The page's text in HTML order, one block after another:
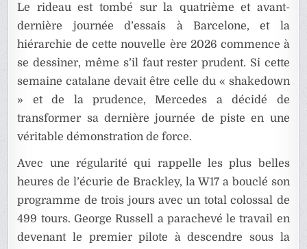
Le rideau est tombé sur la quatrième et avant-
dernière journée d’essais à Barcelone, et la
hiérarchie de cette nouvelle ère 2026 commence à
se dessiner, même s’il faut rester prudent. Si cette
semaine catalane devait être celle du « shakedown
» et de la prudence, Mercedes a décidé de
transformer sa dernière journée de piste en une
véritable démonstration de force.
Avec une régularité qui rappelle les plus belles
heures de l’écurie de Brackley, la W17 a bouclé son
programme de trois jours avec un total colossal de
499 tours. George Russell a parachevé le travail en
devenant le premier pilote à descendre sous la